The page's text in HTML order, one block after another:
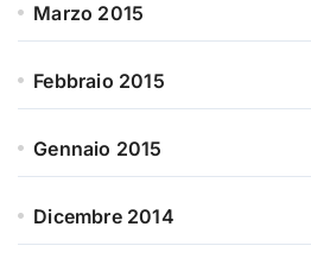
Marzo 2015
Febbraio 2015
Gennaio 2015
Dicembre 2014